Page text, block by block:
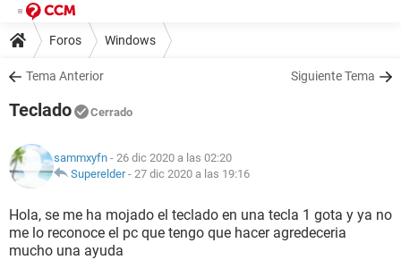
Foros Windows
Tema Anterior Siguiente Tema
Teclado Cerrado
sammxyfn - 26 dic 2020 a las 02:20
Superelder- 27 dic 2020 a las 19:16
Hola, se me ha mojado el teclado en una tecla 1 gota y ya no
me lo reconoce el pc que tengo que hacer agredeceria
mucho una ayuda